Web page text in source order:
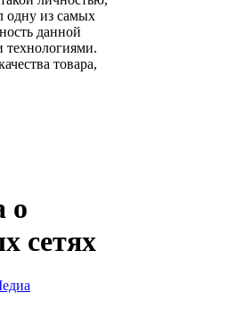
одну из самых
данной
товара,
о
сетях